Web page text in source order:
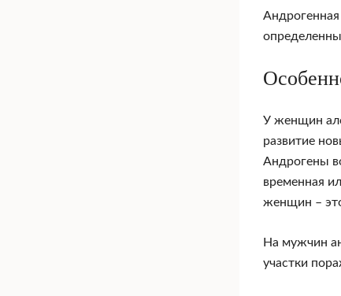
У женщин
развитие
Андрогены
временная
женщин –
На мужчин
участки